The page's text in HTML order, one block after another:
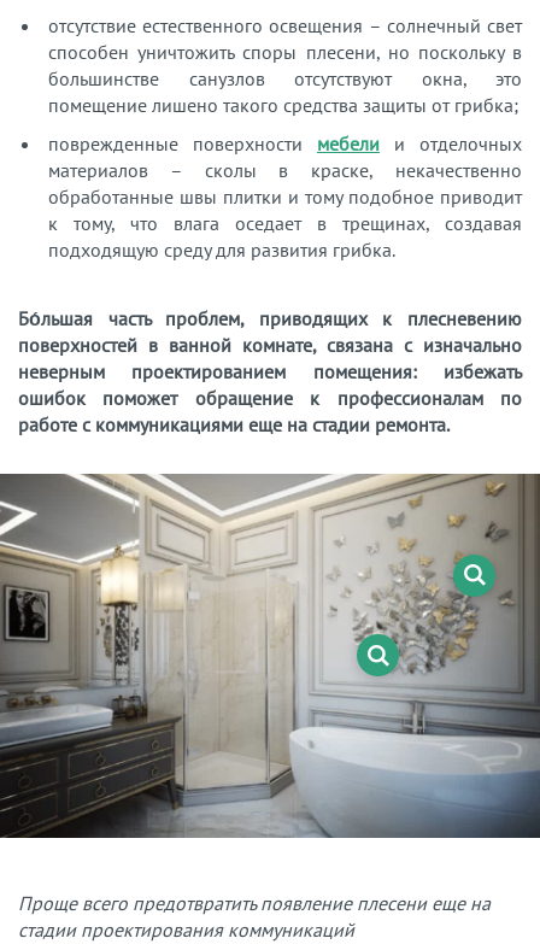
отсутствие естественного освещения – солнечный свет
способен уничтожить споры плесени, но поскольку в
большинстве санузлов отсутствуют окна, это
помещение лишено такого средства защиты от грибка;
поврежденные поверхности мебели и отделочных
материалов – сколы в краске, некачественно
обработанные швы плитки и тому подобное приводит
к тому, что влага оседает в трещинах, создавая
подходящую среду для развития грибка.
Бо́льшая часть проблем, приводящих к плесневению
поверхностей в ванной комнате, связана с изначально
неверным проектированием помещения: избежать
ошибок поможет обращение к профессионалам по
работе с коммуникациями еще на стадии ремонта.
Проще всего предотвратить появление плесени еще на
стадии проектирования коммуникаций